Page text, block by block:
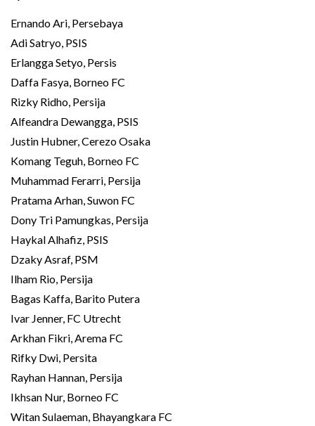
Ernando Ari, Persebaya
Adi Satryo, PSIS
Erlangga Setyo, Persis
Daffa Fasya, Borneo FC
Rizky Ridho, Persija
Alfeandra Dewangga, PSIS
Justin Hubner, Cerezo Osaka
Komang Teguh, Borneo FC
Muhammad Ferarri, Persija
Pratama Arhan, Suwon FC
Dony Tri Pamungkas, Persija
Haykal Alhafiz, PSIS
Dzaky Asraf, PSM
Ilham Rio, Persija
Bagas Kaffa, Barito Putera
Ivar Jenner, FC Utrecht
Arkhan Fikri, Arema FC
Rifky Dwi, Persita
Rayhan Hannan, Persija
Ikhsan Nur, Borneo FC
Witan Sulaeman, Bhayangkara FC